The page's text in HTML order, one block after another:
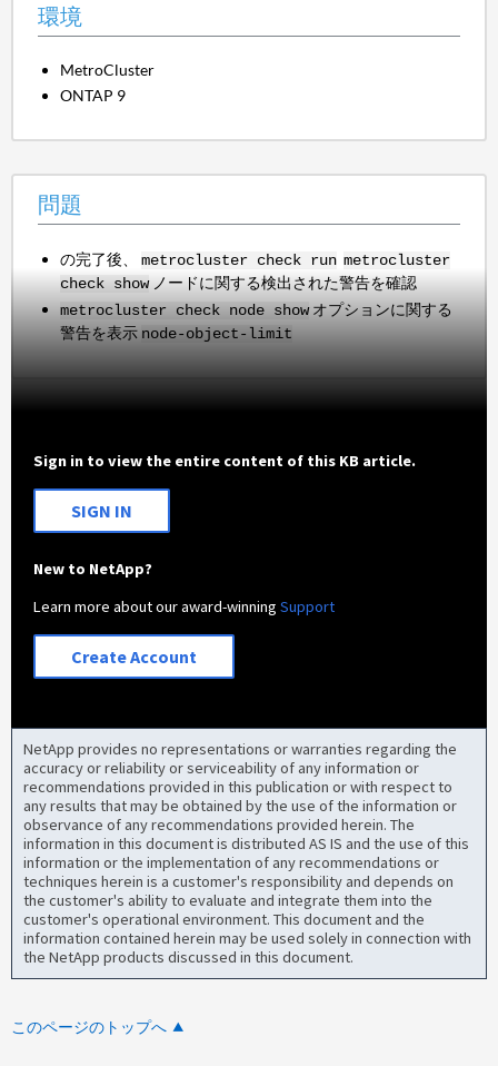
環境
MetroCluster
ONTAP 9
問題
の完了後、metrocluster check run metrocluster
check showノードに関する検出された警告を確認
metrocluster check node showオプションに関する
警告を表示 node-object-limit
Sign in to view the entire content of this KB article.
SIGN IN
New to NetApp?
Learn more about our award-winningSupport
Create Account
NetApp provides no representations or warranties regarding the
accuracy or reliability or serviceability of any information or
recommendations provided in this publication or with respect to
any results that may be obtained by the use of the information or
observance of any recommendations provided herein. The
information in this document is distributed AS IS and the use of this
information or the implementation of any recommendations or
techniques herein is a customer's responsibility and depends on
the customer's ability to evaluate and integrate them into the
customer's operational environment. This document and the
information contained herein may be used solely in connection with
the NetApp products discussed in this document.
このページのトップへ